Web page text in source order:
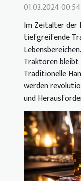
01.03.2024 00:54
Im Zeitalter der
tiefgreifende
Traktoren
Traditionelle
werden
und